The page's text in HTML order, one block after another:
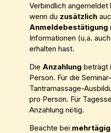
Verbindlich angemeldet
wenn du zusätzlich
Anmeldebestätigung
Informationen (u.a.
erhalten hast.
Die Anzahlung beträgt
Person. Für die
Tantramassage-
pro Person. Für
Anzahlung nötig.
Beachte bei